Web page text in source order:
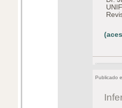
Publicado